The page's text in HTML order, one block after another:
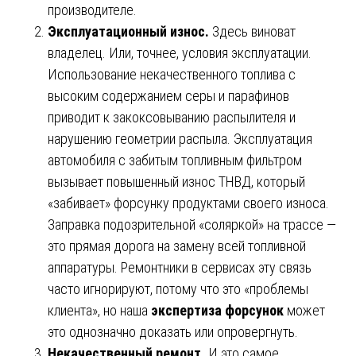
производителе.
Эксплуатационный износ. Здесь виноват
владелец. Или, точнее, условия эксплуатации.
Использование некачественного топлива с
высоким содержанием серы и парафинов
приводит к закоксовыванию распылителя и
нарушению геометрии распыла. Эксплуатация
автомобиля с забитым топливным фильтром
вызывает повышенный износ ТНВД, который
«забивает» форсунку продуктами своего износа.
Заправка подозрительной «соляркой» на трассе —
это прямая дорога на замену всей топливной
аппаратуры. Ремонтники в сервисах эту связь
часто игнорируют, потому что это «проблемы
клиента», но наша экспертиза форсунок может
это однозначно доказать или опровергнуть.